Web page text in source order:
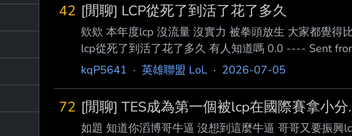
42 [閒聊] LCP從死了到活了花了多久
欸欸 本年度lcp 沒流量 沒實力 被拳頭放生 大家都覺得
lcp從死了到活了花了多久 有人知道嗎 0.0 ---- Sent
kqP5641 · 英雄聯盟 LoL · 2026-07-05
72 [閒聊] TES成為第一個被lcp在國際賽拿小
如題 知道你滔博哥牛逼 沒想到這麼牛逼 哥哥又要振